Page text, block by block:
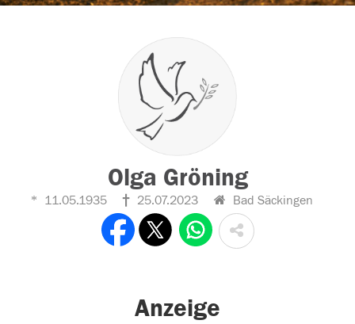
Olga Gröning
11.05.1935 25.07.2023 Bad Säckingen
Anzeige